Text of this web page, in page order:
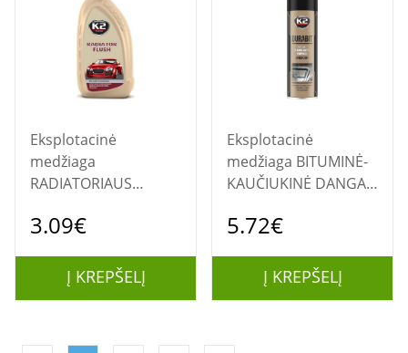
Eksplotacinė
medžiaga
RADIATORIAUS
FLUSH"
3.09€
Į KREPŠELĮ
Eksplotacinė
medžiaga BITUMINĖ-
KAUČIUKINĖ DANGA
500ML.
5.72€
Į KREPŠELĮ